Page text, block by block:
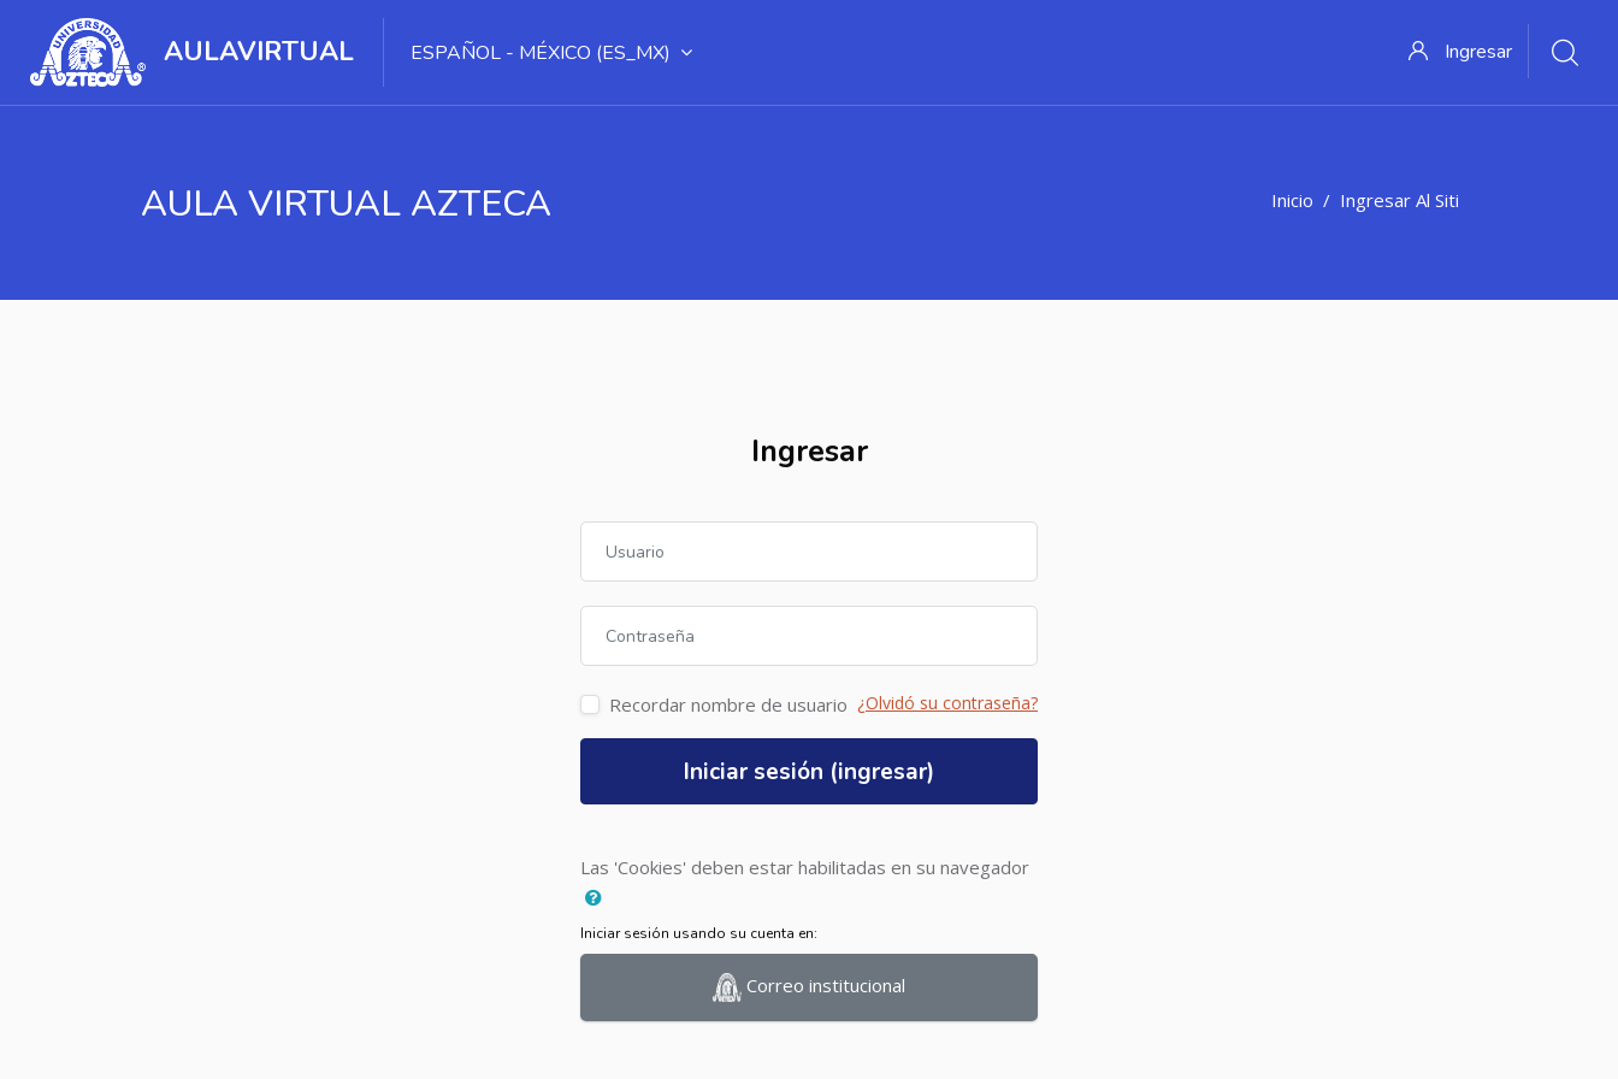
AULAVIRTUAL ESPAÑOL - MÉXICO ‎(ES_MX)‎ Ingresar
AULA VIRTUAL AZTECA Inicio Ingresar Al Sitio
Ingresar
Recordar nombre de usuario ¿Olvidó su contraseña?
Iniciar sesión (ingresar)
Las 'Cookies' deben estar habilitadas en su navegador
Iniciar sesión usando su cuenta en:
Correo institucional